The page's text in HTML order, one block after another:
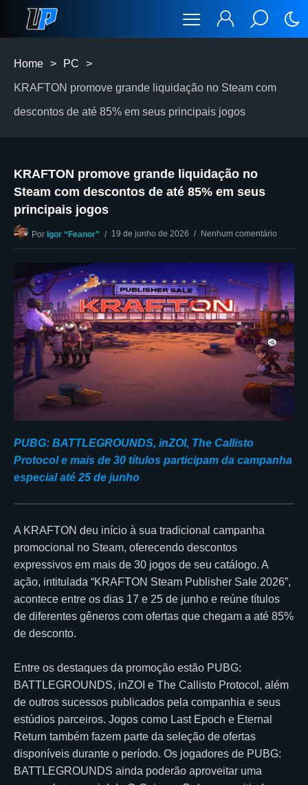
Home > PC >
KRAFTON promove grande liquidação no Steam com
descontos de até 85% em seus principais jogos
KRAFTON promove grande liquidação no
Steam com descontos de até 85% em seus
principais jogos
Por Igor “Feanor” 19 de junho de 2026 Nenhum comentário
PUBG: BATTLEGROUNDS, inZOI, The Callisto
Protocol e mais de 30 títulos participam da campanha
especial até 25 de junho
A KRAFTON deu início à sua tradicional campanha
promocional no Steam, oferecendo descontos
expressivos em mais de 30 jogos de seu catálogo. A
ação, intitulada “KRAFTON Steam Publisher Sale 2026”,
acontece entre os dias 17 e 25 de junho e reúne títulos
de diferentes gêneros com ofertas que chegam a até 85%
de desconto.
Entre os destaques da promoção estão PUBG:
BATTLEGROUNDS, inZOI e The Callisto Protocol, além
de outros sucessos publicados pela companhia e seus
estúdios parceiros. Jogos como Last Epoch e Eternal
Return também fazem parte da seleção de ofertas
disponíveis durante o período. Os jogadores de PUBG:
BATTLEGROUNDS ainda poderão aproveitar uma